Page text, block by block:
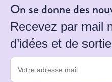
On se donne des
Recevez par mail
d’idées et de